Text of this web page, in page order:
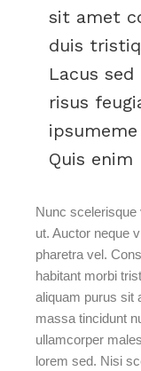
sit amet
duis
Lacus
risus
Quis enim
Nunc
ut. Auctor neque
pharetra vel.
habitant morbi
aliquam purus sit
massa tincidunt
ullamcorper
lorem sed. Nisi